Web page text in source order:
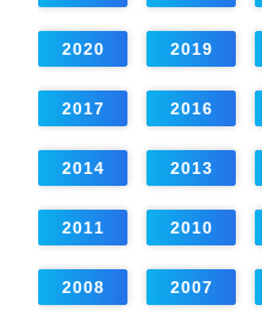
2020 2019
2017 2016
2014 2013
2011 2010
2008 2007